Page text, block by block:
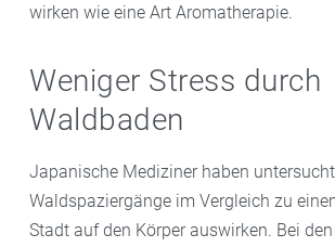
wirken wie eine Art Aromatherapie.
Weniger Stress durch
Waldbaden
Japanische Mediziner haben
Waldspaziergänge im Vergleich zu
Stadt auf den Körper auswirken. Bei